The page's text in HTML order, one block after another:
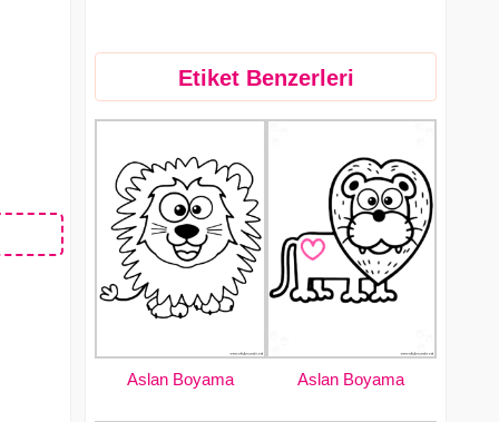
Etiket Benzerleri
Aslan Boyama Aslan Boyama